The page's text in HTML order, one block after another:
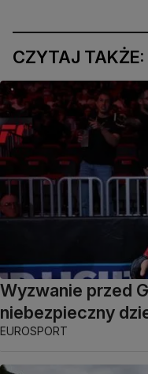
CZYTAJ TAKŻE:
Wyzwanie przed
niebezpieczny
EUROSPORT